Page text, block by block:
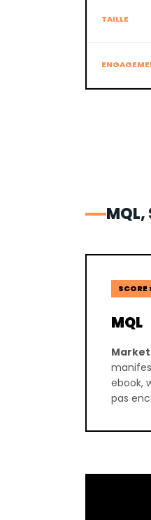
TAILLE
MQL,
SCORE
MQL
ebook,
pas